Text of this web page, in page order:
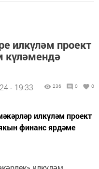
илкүләм проект
күләмендә
- 19:33 236 0 0
илкүләм проект
финанс ярдәме